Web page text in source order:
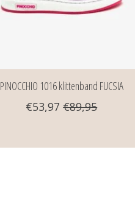
PINOCCHIO 1016 klittenband FUCSIA
€53,97 €89,95